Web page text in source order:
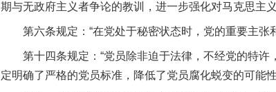
期与无政府主义者争论的教训，进一步强化对马克思主
第六条规定：“在党处于秘密状态时，党的重要主张
第十四条规定：“党员除非迫于法律，不经党的特许
定明确了严格的党员标准，降低了党员腐化蜕变的可能性